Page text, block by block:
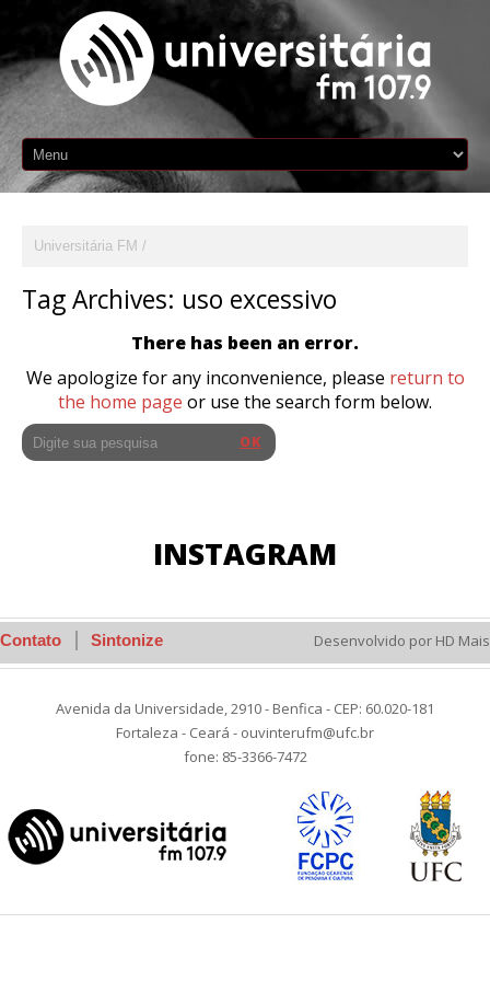
Universitária FM
Tag Archives: uso excessivo
There has been an error.
We apologize for any inconvenience, please return to
the home page or use the search form below.
INSTAGRAM
Contato Sintonize Desenvolvido por HD Mais
Avenida da Universidade, 2910 - Benfica - CEP: 60.020-181
Fortaleza - Ceará - ouvinterufm@ufc.br
fone: 85-3366-7472